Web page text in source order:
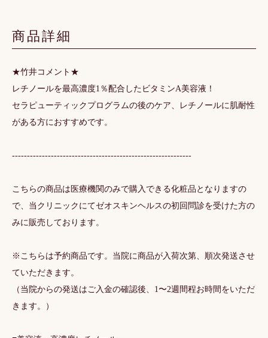
商品詳細
★竹井コメント★
レチノールを最高濃度1％配合したビタミンA美容液！
セラピューティックプログラムの後のケア、レチノールに肌耐性
がある方におすすめです。
------------------------------------------------------------
こちらの商品は医療機関のみで購入できる化粧品となりますの
で、当クリニックにてゼオスキンヘルスの初回問診を受けた方の
みに販売しております。
※こちらは予約商品です。当院に商品が入荷次第、順次発送させ
ていただきます。
（当院からの発送はご入金の確認後、1〜2週間程お時間をいただ
きます。）